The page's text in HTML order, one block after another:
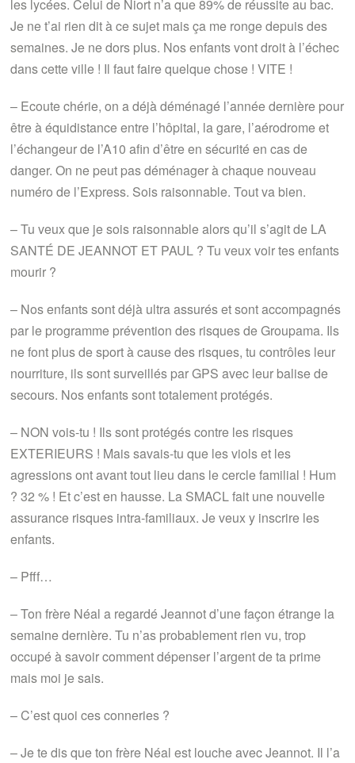
les lycées. Celui de Niort n’a que 89% de réussite au bac.
Je ne t’ai rien dit à ce sujet mais ça me ronge depuis des
semaines. Je ne dors plus. Nos enfants vont droit à l’échec
dans cette ville ! Il faut faire quelque chose ! VITE !
– Ecoute chérie, on a déjà déménagé l’année dernière pour
être à équidistance entre l’hôpital, la gare, l’aérodrome et
l’échangeur de l’A10 afin d’être en sécurité en cas de
danger. On ne peut pas déménager à chaque nouveau
numéro de l’Express. Sois raisonnable. Tout va bien.
– Tu veux que je sois raisonnable alors qu’il s’agit de LA
SANTÉ DE JEANNOT ET PAUL ? Tu veux voir tes enfants
mourir ?
– Nos enfants sont déjà ultra assurés et sont accompagnés
par le programme prévention des risques de Groupama. Ils
ne font plus de sport à cause des risques, tu contrôles leur
nourriture, ils sont surveillés par GPS avec leur balise de
secours. Nos enfants sont totalement protégés.
– NON vois-tu ! Ils sont protégés contre les risques
EXTERIEURS ! Mais savais-tu que les viols et les
agressions ont avant tout lieu dans le cercle familial ! Hum
? 32 % ! Et c’est en hausse. La SMACL fait une nouvelle
assurance risques intra-familiaux. Je veux y inscrire les
enfants.
– Pfff…
– Ton frère Néal a regardé Jeannot d’une façon étrange la
semaine dernière. Tu n’as probablement rien vu, trop
occupé à savoir comment dépenser l’argent de ta prime
mais moi je sais.
– C’est quoi ces conneries ?
– Je te dis que ton frère Néal est louche avec Jeannot. Il l’a